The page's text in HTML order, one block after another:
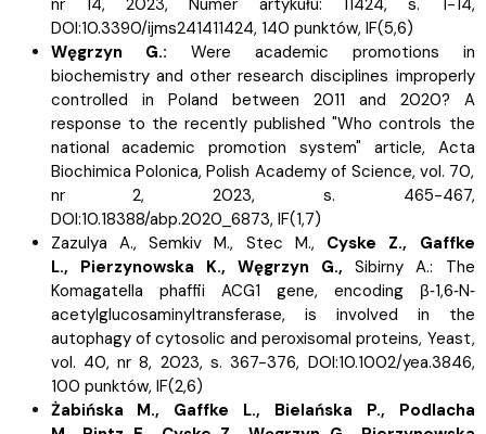
DOI:10.3390/ijms241411424, 140 punktów, IF(5,6)
Węgrzyn G.:
Were academic promotions in
biochemistry and other research disciplines improperly
controlled in Poland between 2011 and 2020? A
response to the recently published "Who controls the
national academic promotion system" article, Acta
Biochimica Polonica, Polish Academy of Science, vol. 70,
nr 2, 2023, s.
465-467,
DOI:10.18388/abp.2020_6873, IF(1,7)
Zazulya A., Semkiv M., Stec M., Cyske Z.,
Gaffke
L.,
Pierzynowska K., Węgrzyn G., Sibirny A.:
The
Komagatella phaffii ACG1 gene, encoding β‐1,6‐N‐
acetylglucosaminyltransferase, is involved in the
autophagy of cytosolic and peroxisomal proteins, Yeast,
vol. 40, nr 8, 2023, s. 367-376, DOI:10.1002/yea.3846,
100 punktów, IF(2,6)
Żabińska M.,
Gaffke L., Bielańska P.,
Podlacha